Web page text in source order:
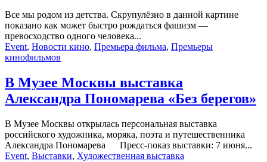
Все мы родом из детства. Скрупулёзно в данной картине
показано как может быстро рождаться фашизм —
превосходство одного человека...
Event, Новости кино, Премьера фильма, Премьеры
кинофильмов
В Музее Москвы выставка
Александра Пономарева «Без берегов»
В Музее Москвы открылась персональная выставка
российского художника, моряка, поэта и путешественника
Александра Пономарева Пресс-показ выставки: 7 июня...
Event, Выставки, Художественная выставка